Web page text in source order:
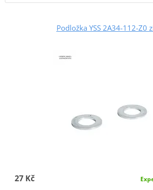
Podložka YSS 2A34-112-Z0
27 Kč